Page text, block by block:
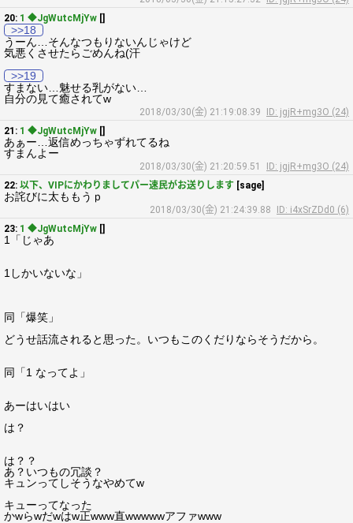
20: 1 ◆JgWutcMjYw []
>>18
うーん…そんなつもりないんじゃけど
気悪くさせたらごめんね(汗
>>19
すまない…魅せる乳がない…
自分の見て癒されてw
2018/03/30(金) 21:19:08.39
ID: jgjR+mg3O (24)
21: 1 ◆JgWutcMjYw []
あぁー…返信めっちゃずれてるね
すまんよー
2018/03/30(金) 21:20:59.51
ID: jgjR+mg3O (24)
22: 以下、VIPにかわりましてパー速民がお送りします [sage]
お詫びに太ももうｐ
2018/03/30(金) 21:24:39.88
ID: i4xSrZDd0 (6)
23: 1 ◆JgWutcMjYw []
1「じゃあ
1しかいないな」
同「爆笑」
どうせ話流されると思った。いつもこのくだりならそうだから。
同「1 なってよ」
あーはいはい
は？
は？？
あ？いつもの冗談？
キュンってしそうなやめてw
キューってなった
かwらwだwはw正www直wwwwwアファwww